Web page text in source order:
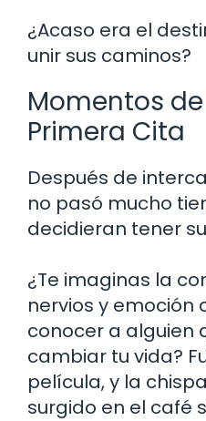
¿Acaso era el
unir sus caminos?
Momentos
Primera Cita
Después de
no pasó mucho
decidieran tener
¿Te imaginas la
nervios y emoción
conocer a alguien
cambiar tu vida?
película, y la
surgido en el café